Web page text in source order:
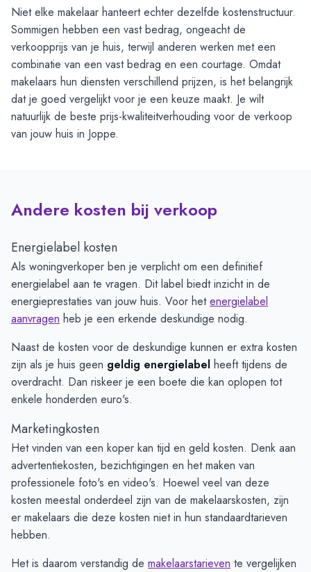
Niet elke makelaar hanteert echter dezelfde kostenstructuur.
Sommigen hebben een vast bedrag, ongeacht de
verkoopprijs van je huis, terwijl anderen werken met een
combinatie van een vast bedrag en een courtage. Omdat
makelaars hun diensten verschillend prijzen, is het belangrijk
dat je goed vergelijkt voor je een keuze maakt. Je wilt
natuurlijk de beste prijs-kwaliteitverhouding voor de verkoop
van jouw huis in Joppe.
Andere kosten bij verkoop
Energielabel kosten
Als woningverkoper ben je verplicht om een definitief
energielabel aan te vragen. Dit label biedt inzicht in de
energieprestaties van jouw huis. Voor hetenergielabel
aanvragen heb je een erkende deskundige nodig.
Naast de kosten voor de deskundige kunnen er extra kosten
zijn als je huis geen geldig energielabel heeft tijdens de
overdracht. Dan riskeer je een boete die kan oplopen tot
enkele honderden euro's.
Marketingkosten
Het vinden van een koper kan tijd en geld kosten. Denk aan
advertentiekosten, bezichtigingen en het maken van
professionele foto's en video's. Hoewel veel van deze
kosten meestal onderdeel zijn van de makelaarskosten, zijn
er makelaars die deze kosten niet in hun standaardtarieven
hebben.
Het is daarom verstandig de makelaarstarieven te vergelijken